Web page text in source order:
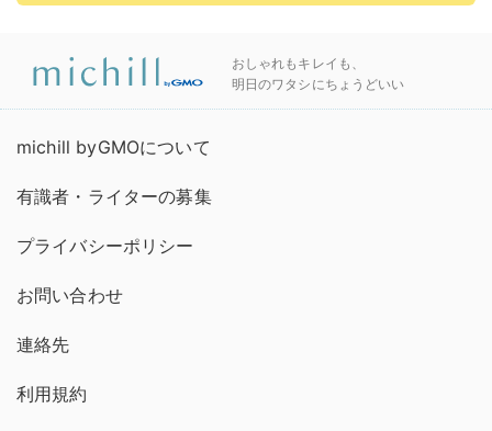
おしゃれもキレイも、
明日のワタシにちょうどいい
michill byGMOについて
有識者・ライターの募集
プライバシーポリシー
お問い合わせ
連絡先
利用規約